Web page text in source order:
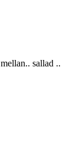
sallad ..